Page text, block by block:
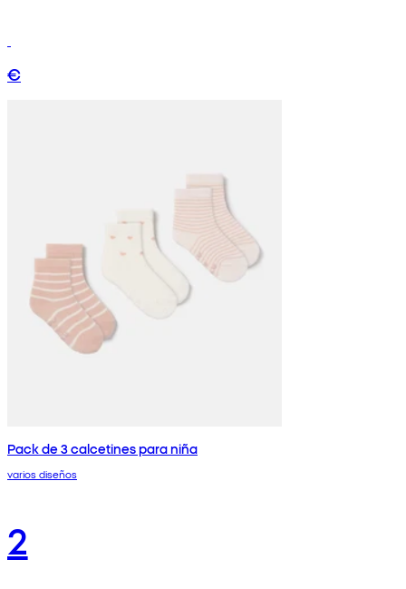
€
Pack de 3 calcetines para niña
varios diseños
2